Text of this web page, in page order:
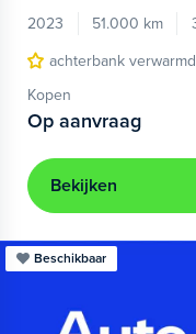
2023
51.000 km
achterbank verwarmd
Kopen
Op aanvraag
Bekijken
Beschikbaar